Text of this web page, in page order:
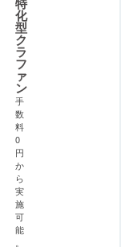
化
型
ク
ラ
フ
ァ
ン
手
数
料
0
円
か
ら
実
施
可
能